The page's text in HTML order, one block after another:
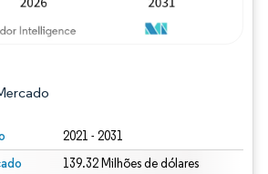
2021 - 2031
139.32 Milhões de dólares